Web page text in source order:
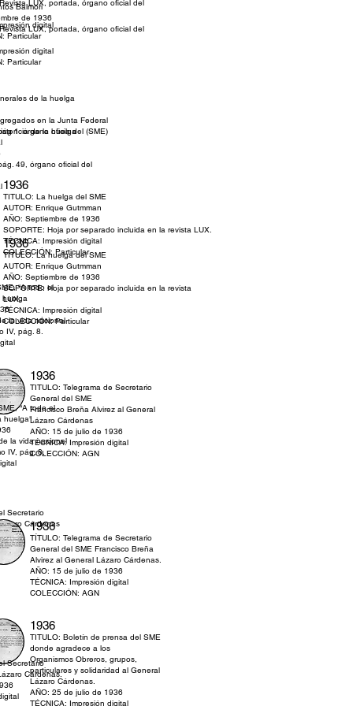
Balmori
de 1936
LUX, portada, órgano oficial del
digital
Particular
de la huelga
1. órgano oficia del (SME)
1936
TITULO: La huelga del SME
AUTOR: Enrique Gutmman
AÑO: Septiembre de 1936
SOPORTE: Hoja por separado incluida en la revista LUX.
TÉCNICA: Impresión digital
COLECCIÓN: Particular
“A todo el
huelga
la vida nacional
IV, pág. 8.
1936
TITULO: Telegrama de Secretario
General del SME
Francisco Breña Alvirez al General
Lázaro Cárdenas
AÑO: 15 de julio de 1936
TÉCNICA: Impresión digital
COLECCIÓN: AGN
Secretario
Cárdenas
1936
TITULO: Boletín de prensa del SME
donde agradece a los
Organismos Obreros, grupos,
particulares y solidaridad al General
Lázaro Cárdenas.
AÑO: 25 de julio de 1936
TÉCNICA: Impresión digital
LUX, portada, órgano oficial del
digital
Particular
en la Junta Federal
de la huelga
49, órgano oficial del
1936
TÍTULO: La huelga del SME
AUTOR: Enrique Gutmman
AÑO: Septiembre de 1936
SOPORTE: Hoja por separado incluida en la revista
LUX.
TÉCNICA: Impresión digital
COLECCIÓN: Particular
“A todo el
huelga".
la vida nacional
IV, pág. 8.
1936
TÍTULO: Telegrama de Secretario
General del SME Francisco Breña
Alvirez al General Lázaro Cárdenas.
AÑO: 15 de julio de 1936
TÉCNICA: Impresión digital
COLECCIÓN: AGN
Secretario
Cárdenas.